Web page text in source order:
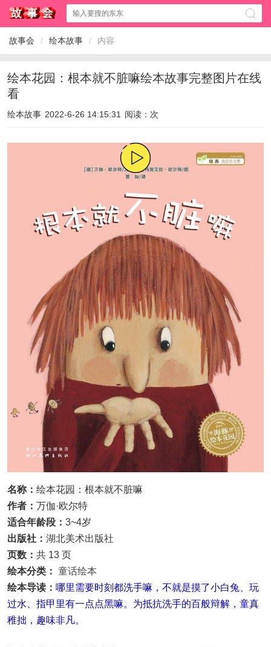
故事会 / 绘本故事 / 内容
绘本花园：根本就不脏嘛绘本故事完整图片在线
看
绘本故事 2022-6-26 14:15:31 阅读： 次
名称： 绘本花园：根本就不脏嘛
作者： 万伽·欧尔特
适合年龄段： 3~4岁
出版社： 湖北美术出版社
页数： 共 13 页
绘本分类： 童话绘本
绘本导读： 哪里需要时刻都洗手嘛，不就是摸了小白兔、玩
过水、指甲里有一点点黑嘛。为抵抗洗手的百般辩解，童真
稚拙，趣味非凡。